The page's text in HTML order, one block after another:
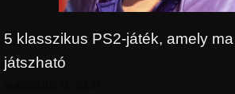
5 klasszikus PS2-játék, amely
játszható